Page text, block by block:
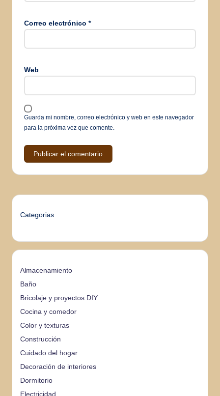
Correo electrónico *
Web
Guarda mi nombre, correo electrónico y web en este navegador
para la próxima vez que comente.
Categorias
Almacenamiento
Baño
Bricolaje y proyectos DIY
Cocina y comedor
Color y texturas
Construcción
Cuidado del hogar
Decoración de interiores
Dormitorio
Electricidad